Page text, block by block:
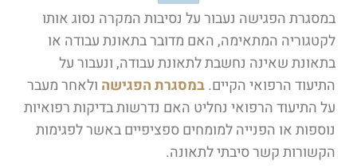
במסגרת הפגישה נעבור על נסיבות המקרה נסוג אותו
לקטגוריה המתאימה, האם מדובר בתאונת עבודה או
בתאונת שאינה נחשבת לתאונת עבודה, ונעבור על
התיעוד הרפואי הקיים.במסגרת הפגישה ולאחר מעבר
על התיעוד הרפואי נחליט האם נדרשות בדיקות רפואיות
נוספות או הפנייה למומחים ספציפיים באשר לפגימות
הקשורות קשר סיבתי לתאונה.